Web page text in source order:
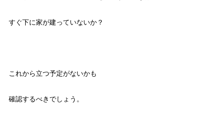
すぐ下に家が建っていないか？
これから立つ予定がないかも
確認するべきでしょう。